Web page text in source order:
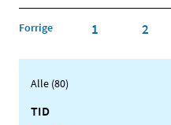
Forrige 1 2
Alle (80)
TID